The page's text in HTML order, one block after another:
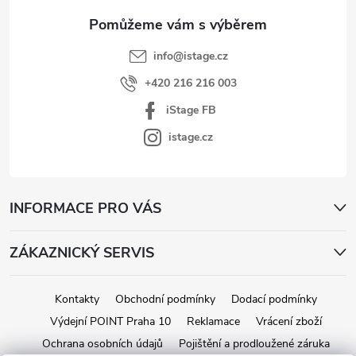
info@istage.cz
+420 216 216 003
iStage FB
istage.cz
INFORMACE PRO VÁS
ZÁKAZNICKÝ SERVIS
Kontakty Obchodní podmínky
Dodací podmínky
Výdejní POINT Praha 10
Reklamace
Vrácení zboží
Ochrana osobních údajů
Pojištění a prodloužené záruka